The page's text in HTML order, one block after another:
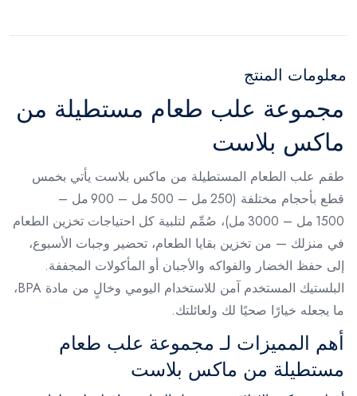
معلومات المنتج
مجموعة علب طعام مستطيلة من
ماكس بلاست
طقم علب الطعام المستطيلة من ماكس بلاست يأتي بخمس
قطع بأحجام مختلفة (250 مل – 500 مل – 900 مل –
1500 مل – 3000 مل)، صُمِّم لتلبية كل احتياجات تخزين الطعام
في منزلك — من تخزين بقايا الطعام، تحضير وجبات الأسبوع،
إلى حفظ الخضار والفواكه والأجبان أو المأكولات المجففة.
البلستيك المستخدم آمن للاستخدام اليومي وخالٍ من مادة BPA،
ما يجعله خيارًا صحيًا لك ولعائلتك.
أهم المميزات لـ مجموعة علب طعام
مستطيلة من ماكس بلاست